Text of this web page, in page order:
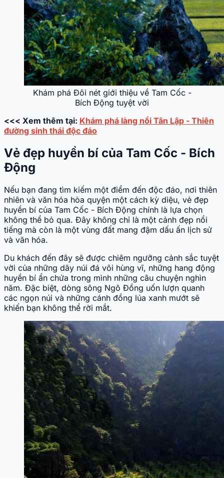
Khám phá Đôi nét giới thiệu về Tam Cốc -
Bích Động tuyệt vời
<<< Xem thêm tại: Khám phá làng nổi Tân Lập - Thiên
đường sinh thái độc đáo
Vẻ đẹp huyền bí của Tam Cốc - Bích
Động
Nếu bạn đang tìm kiếm một điểm đến độc đáo, nơi thiên
nhiên và văn hóa hòa quyện một cách kỳ diệu, vẻ đẹp
huyền bí của Tam Cốc - Bích Động chính là lựa chọn
không thể bỏ qua. Đây không chỉ là một cảnh đẹp nổi
tiếng mà còn là một vùng đất mang đậm dấu ấn lịch sử
và văn hóa.
Du khách đến đây sẽ được chiêm ngưỡng cảnh sắc tuyệt
vời của những dãy núi đá vôi hùng vĩ, những hang động
huyền bí ẩn chứa trong mình những câu chuyện nghìn
năm. Đặc biệt, dòng sông Ngô Đồng uốn lượn quanh
các ngọn núi và những cánh đồng lúa xanh mướt sẽ
khiến bạn không thể rời mắt.